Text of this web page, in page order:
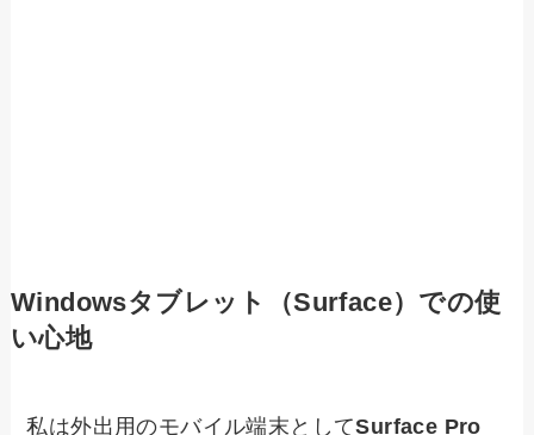
Windowsタブレット（Surface）での使
い心地
私は外出用のモバイル端末としてSurface Pro